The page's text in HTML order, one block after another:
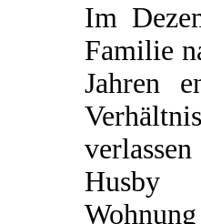
Im
Familie
Jahren